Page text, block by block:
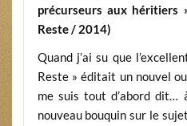
précurseurs aux
Reste / 2014)
Quand j’ai su que
Reste » éditait un nouvel
me suis tout d’abord dit…
nouveau bouquin sur le